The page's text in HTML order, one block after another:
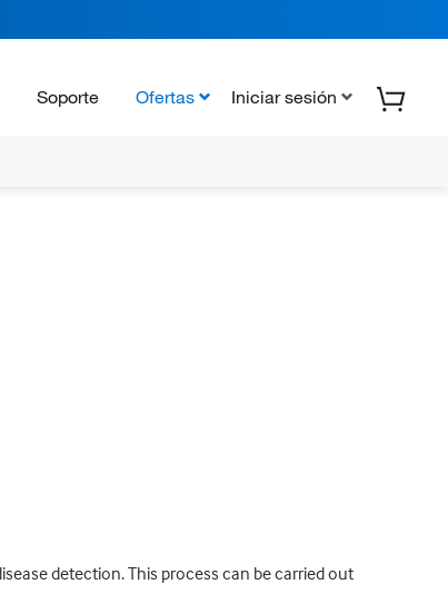
Soporte Ofertas Iniciar sesión
detection. This process can be carried out